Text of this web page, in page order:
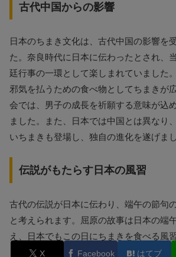
古代中国からの影響
日本のちまき文化は、古代中国の影響を
た。奈良時代に日本に伝わったとされ、
廷行事の一環として楽しまれていました
邪気を払うための食べ物としてちまきが
会では、男子の成長を祈願する意味が込
ました。また、日本では中国とは異なり
いちまきも登場し、独自の進化を遂げまし
伝説がもたらす日本の風習
古代の伝説が日本に伝わり、端午の節句
と考えられます。屈原の故事は日本の端
え、日本でもこの日にちまきを食べる風
また、端午の節句は「菖蒲の節句」とも
X Facebook はてブ